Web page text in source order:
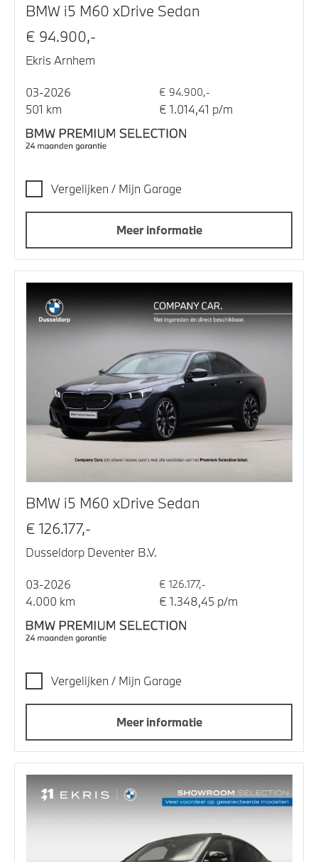
BMW i5 M60 xDrive Sedan
€ 94.900,-
Ekris Arnhem
03-2026 € 94.900,-
501 km € 1.014,41 p/m
Vergelijken / Mijn Garage
Meer informatie
BMW i5 M60 xDrive Sedan
€ 126.177,-
Dusseldorp Deventer B.V.
03-2026 € 126.177,-
4.000 km € 1.348,45 p/m
Vergelijken / Mijn Garage
Meer informatie